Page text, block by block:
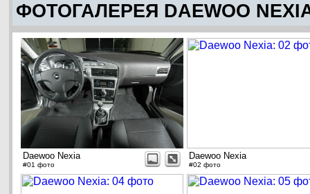
ФОТОГАЛЕРЕЯ DAEWOO
Daewoo Nexia
#01 фото
Daewoo Nexia
#02 фото